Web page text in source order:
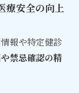
療安全の向上
報や特定健診
禁忌確認の精